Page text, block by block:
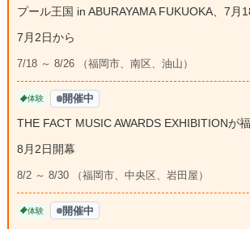
プール王国 in ABURAYAMA FUKUOKA、7月
7月2日から
7/18 ～ 8/26 （福岡市、南区、油山）
体験 開催中
THE FACT MUSIC AWARDS EXHIBITIONが
8月2日開幕
8/2 ～ 8/30 （福岡市、中央区、岩田屋）
体験 開催中